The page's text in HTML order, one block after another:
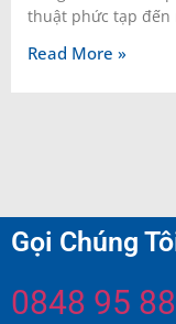
thuật phức tạp
Read More »
Gọi Chúng
0848 95